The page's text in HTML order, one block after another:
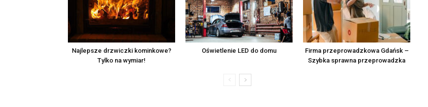
Najlepsze drzwiczki kominkowe?
Tylko na wymiar!
Oświetlenie LED do domu
Firma przeprowadzkowa Gdańsk –
Szybka sprawna przeprowadzka